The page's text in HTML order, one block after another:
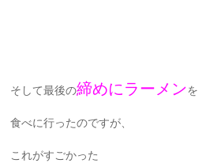
そして最後の締めにラーメンを
食べに行ったのですが、
これがすごかった